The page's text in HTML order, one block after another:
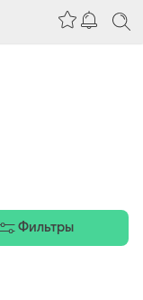
Фильтры